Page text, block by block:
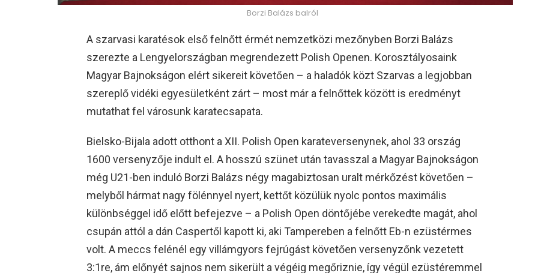
Borzi Balázs balról
A szarvasi karatésok első felnőtt érmét nemzetközi mezőnyben Borzi Balázs
szerezte a Lengyelországban megrendezett Polish Openen. Korosztályosaink
Magyar Bajnokságon elért sikereit követően – a haladók közt Szarvas a legjobban
szereplő vidéki egyesületként zárt – most már a felnőttek között is eredményt
mutathat fel városunk karatecsapata.
Bielsko-Bijala adott otthont a XII. Polish Open karateversenynek, ahol 33 ország
1600 versenyzője indult el. A hosszú szünet után tavasszal a Magyar Bajnokságon
még U21-ben induló Borzi Balázs négy magabiztosan uralt mérkőzést követően –
melyből hármat nagy fölénnyel nyert, kettőt közülük nyolc pontos maximális
különbséggel idő előtt befejezve – a Polish Open döntőjébe verekedte magát, ahol
csupán attól a dán Caspertől kapott ki, aki Tampereben a felnőtt Eb-n ezüstérmes
volt. A meccs felénél egy villámgyors fejrúgást követően versenyzőnk vezetett
3:1re, ám előnyét sajnos nem sikerült a végéig megőriznie, így végül ezüstéremmel